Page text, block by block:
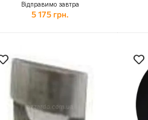
Відправимо завтра
5 175 грн.